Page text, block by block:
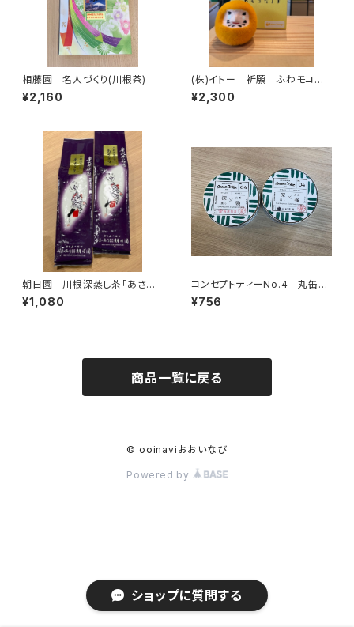
ショップに質問する
相藤園 名人づくり(川根茶)
¥2,160
(株)イトー 祈願 ふわモコだ
るま(願いを込めて12色）
¥2,300
朝日園 川根深蒸し茶「あさぎ
り」150g
¥1,080
コンセプトティーNo.4 丸缶リ
ーフ(深蒸し×火香強)
¥756
商品一覧に戻る
© ooinaviおおいなび
Powered by